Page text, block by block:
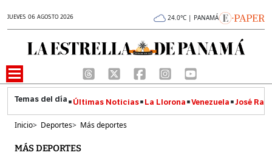
JUEVES 06 AGOSTO 2026 24.0°C | PANAMÁ
Últimas Noticias La Llorona Venezuela José
Inicio> Deportes> Más deportes
MÁS DEPORTES